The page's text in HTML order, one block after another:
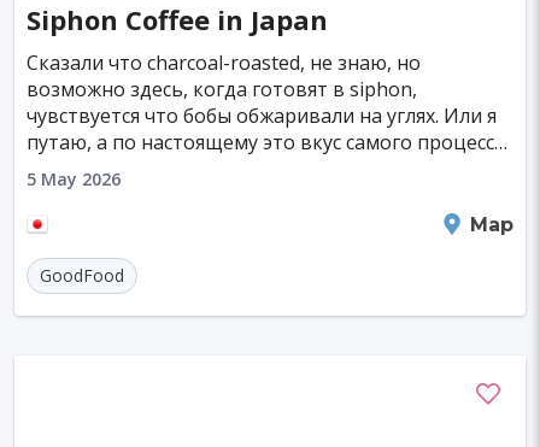
Siphon Coffee in Japan
Сказали что charcoal-roasted, не знаю, но
возможно здесь, когда готовят в siphon,
чувствуется что бобы обжаривали на углях. Или я
путаю, а по настоящему это вкус самого процесса
варки в кофейном сифоне?
5 May 2026
Map
GoodFood